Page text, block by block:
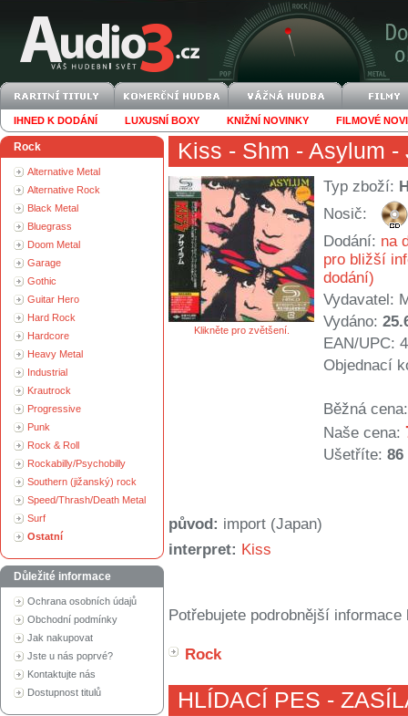
IHNED K DODÁNÍ LUXUSNÍ BOXY KNIŽNÍ NOVINKY FILMOVÉ
Rock
Alternative Metal
Alternative Rock
Black Metal
Bluegrass
Doom Metal
Garage
Gothic
Guitar Hero
Hard Rock
Hardcore
Heavy Metal
Industrial
Krautrock
Progressive
Punk
Rock & Roll
Rockabilly/Psychobilly
Southern (jižanský) rock
Speed/Thrash/Death Metal
Surf
Ostatní
Důležité informace
Ochrana osobních údajů
Obchodní podmínky
Jak nakupovat
Jste u nás poprvé?
Kontaktujte nás
Dostupnost titulů
Kiss - Shm - Asylum -
Klikněte pro zvětšení.
Typ zboží:
Nosič:
Dodání: na
pro bližší
dodání)
Vydavatel:
Vydáno:
EAN/UPC:
Objednací
Běžná cena:
Naše cena:
Ušetříte: 86
původ: import (Japan)
interpret: Kiss
Potřebujete podrobnější
Rock
HLÍDACÍ PES -